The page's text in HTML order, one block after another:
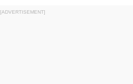
[ADVERTISEMENT]